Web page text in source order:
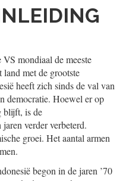
mondiaal de meeste
met de grootste
heeft zich sinds de val van
democratie. Hoewel er op
blijft, is de
verder verbeterd.
groei. Het aantal armen
begon in de jaren ’70